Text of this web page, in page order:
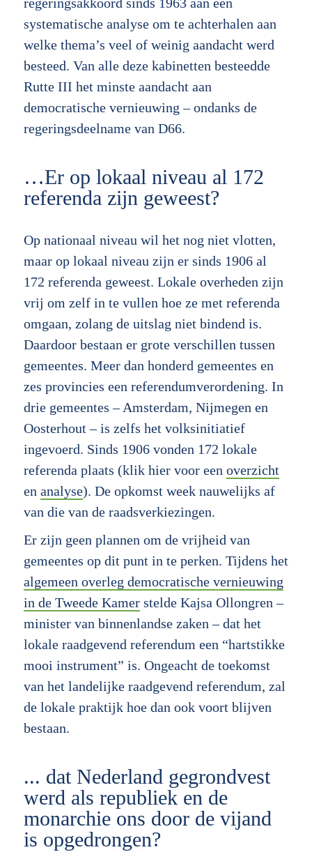
systematische analyse om te achterhalen aan
welke thema’s veel of weinig aandacht werd
besteed. Van alle deze kabinetten besteedde
Rutte III het minste aandacht aan
democratische vernieuwing – ondanks de
regeringsdeelname van D66.
…Er op lokaal niveau al 172
referenda zijn geweest?
Op nationaal niveau wil het nog niet vlotten,
maar op lokaal niveau zijn er sinds 1906 al
172 referenda geweest. Lokale overheden zijn
vrij om zelf in te vullen hoe ze met referenda
omgaan, zolang de uitslag niet bindend is.
Daardoor bestaan er grote verschillen tussen
gemeentes. Meer dan honderd gemeentes en
zes provincies een referendumverordening. In
drie gemeentes – Amsterdam, Nijmegen en
Oosterhout – is zelfs het volksinitiatief
ingevoerd. Sinds 1906 vonden 172 lokale
referenda plaats (klik hier voor een overzicht
en analyse). De opkomst week nauwelijks af
van die van de raadsverkiezingen.
Er zijn geen plannen om de vrijheid van
gemeentes op dit punt in te perken. Tijdens het
algemeen overleg democratische vernieuwing
in de Tweede Kamer stelde Kajsa Ollongren –
minister van binnenlandse zaken – dat het
lokale raadgevend referendum een “hartstikke
mooi instrument” is. Ongeacht de toekomst
van het landelijke raadgevend referendum, zal
de lokale praktijk hoe dan ook voort blijven
bestaan.
... dat Nederland gegrondvest
werd als republiek en de
monarchie ons door de vijand
is opgedrongen?